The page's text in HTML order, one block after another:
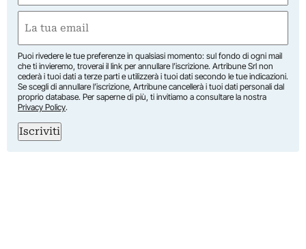
Nome
(Obbligatorio)
Puoi rivedere le tue preferenze in qualsiasi momento: sul fondo di ogni mail
che ti invieremo, troverai il link per annullare l’iscrizione. Artribune Srl non
cederà i tuoi dati a terze parti e utilizzerà i tuoi dati secondo le tue indicazioni.
Se scegli di annullare l’iscrizione, Artribune cancellerà i tuoi dati personali dal
proprio database. Per saperne di più, ti invitiamo a consultare la nostra
Privacy Policy.
Iscriviti